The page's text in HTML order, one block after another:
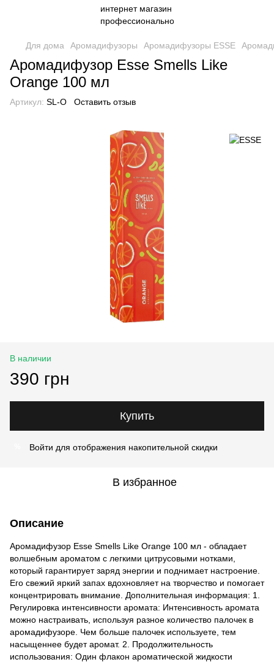
Для дома Аромадифузоры Аромадифузоры ESSE
Аромадифузор Esse Smells Like
Orange 100 мл
Артикул: SL-O Оставить отзыв
В наличии
390 грн
Купить
Войти для отображения накопительной скидки
В избранное
Описание
Аромадифузор Esse Smells Like Orange 100 мл - обладает
волшебным ароматом с легкими цитрусовыми нотками,
который гарантирует заряд энергии и поднимает настроение.
Его свежий яркий запах вдохновляет на творчество и помогает
концентрировать внимание. Дополнительная информация: 1.
Регулировка интенсивности аромата: Интенсивность аромата
можно настраивать, используя разное количество палочек в
аромадифузоре. Чем больше палочек используете, тем
насыщеннее будет аромат. 2. Продолжительность
использования: Один флакон ароматической жидкости